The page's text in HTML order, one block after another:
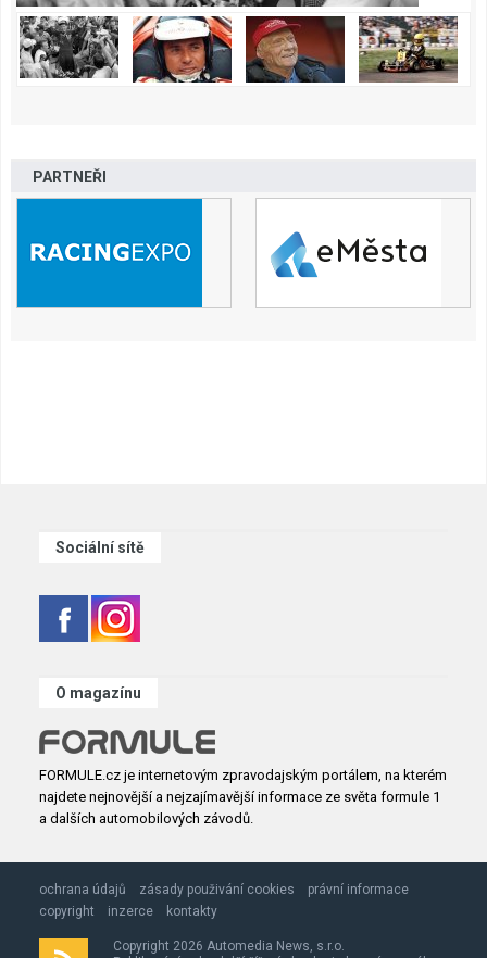
PARTNEŘI
Sociální sítě
O magazínu
FORMULE.cz je internetovým zpravodajským portálem, na kterém
najdete nejnovější a nejzajímavější informace ze světa formule 1
a dalších automobilových závodů.
ochrana údajů zásady použivání cookies
právní informace
copyright
inzerce kontakty
Copyright 2026 Automedia News, s.r.o.